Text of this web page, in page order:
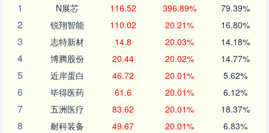
1
N展芯 116.52 396.89% 79.39%
2 锐翔智能 110.02 20.21% 16.80%
3 志特新材 14.8 20.03% 14.18%
4 博腾股份 20.44 20.02% 14.77%
5 近岸蛋白 46.72 20.01% 5.62%
6 毕得医药 61.6 20.01% 6.12%
7 五洲医疗 83.62 20.01% 18.37%
8 耐科装备 49.67 20.01% 6.83%